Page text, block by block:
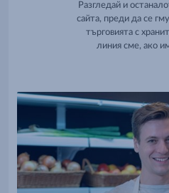
Разгледай и
сайта, преди да се
търговията с
линия сме, ако